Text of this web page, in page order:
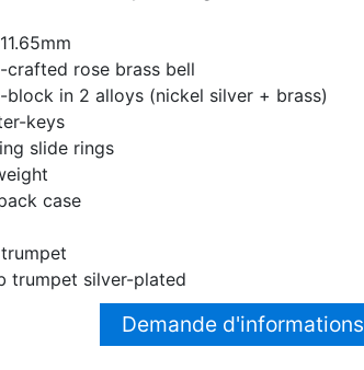
crafted rose brass bell
block in 2 alloys (nickel silver + brass)
keys
slide rings
case
trumpet silver-plated
Demande d'informations